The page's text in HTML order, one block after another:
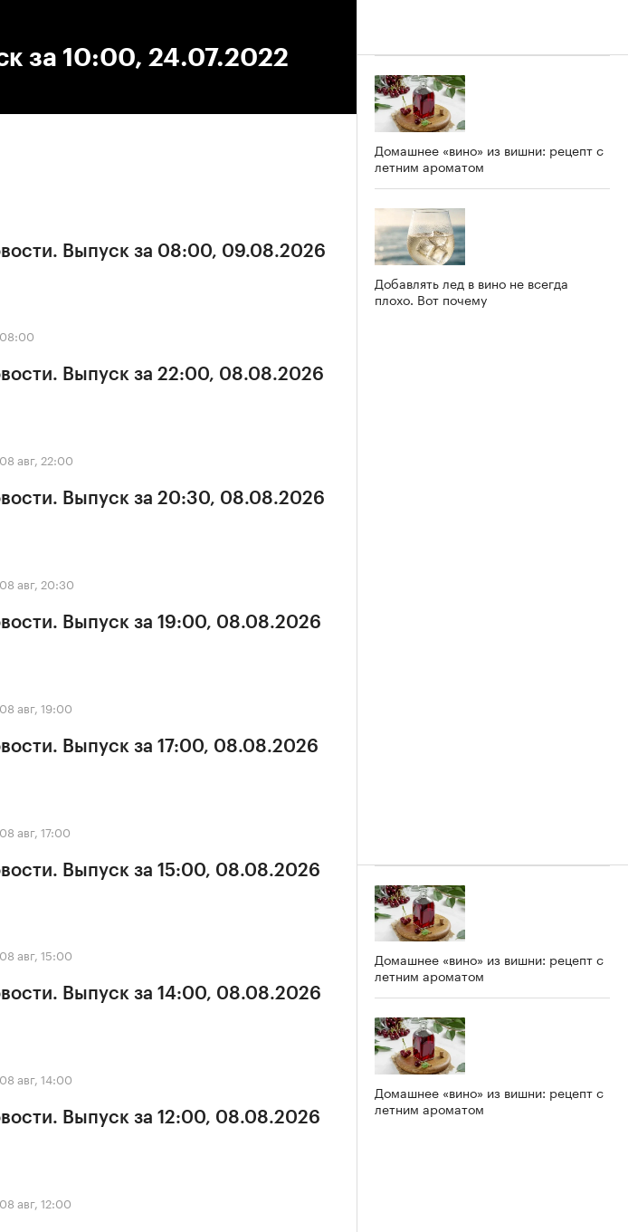
за 10:00, 24.07.2022
Выпуск за 08:00, 09.08.2026
08:00
Выпуск за 22:00, 08.08.2026
08 авг, 22:00
Выпуск за 20:30, 08.08.2026
08 авг, 20:30
Выпуск за 19:00, 08.08.2026
08 авг, 19:00
Выпуск за 17:00, 08.08.2026
08 авг, 17:00
Выпуск за 15:00, 08.08.2026
08 авг, 15:00
Выпуск за 14:00, 08.08.2026
08 авг, 14:00
Выпуск за 12:00, 08.08.2026
08 авг, 12:00
Домашнее «вино» из вишни: рецепт с
летним ароматом
Добавлять лед в вино не всегда
плохо. Вот почему
Домашнее «вино» из вишни: рецепт с
летним ароматом
Домашнее «вино» из вишни: рецепт с
летним ароматом